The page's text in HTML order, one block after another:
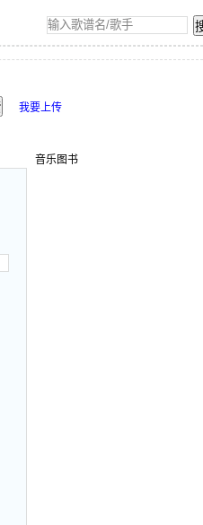
我要上传
音乐图书